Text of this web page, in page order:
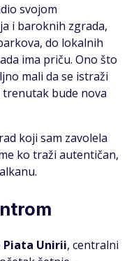
svojom
i baroknih zgrada,
do lokalnih
ima priču. Ono što
mali da se istraži
trenutak bude nova
koji sam zavolela
ko traži autentičan,
Piata Unirii, centralni